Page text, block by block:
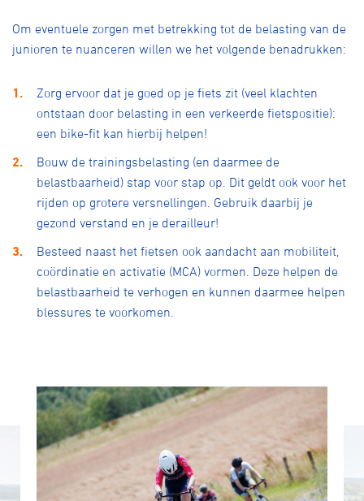
Om eventuele zorgen met betrekking tot de belasting van de
junioren te nuanceren willen we het volgende benadrukken:
Zorg ervoor dat je goed op je fiets zit (veel klachten
ontstaan door belasting in een verkeerde fietspositie):
een bike-fit kan hierbij helpen!
Bouw de trainingsbelasting (en daarmee de
belastbaarheid) stap voor stap op. Dit geldt ook voor het
rijden op grotere versnellingen. Gebruik daarbij je
gezond verstand en je derailleur!
Besteed naast het fietsen ook aandacht aan mobiliteit,
coördinatie en activatie (MCA) vormen. Deze helpen de
belastbaarheid te verhogen en kunnen daarmee helpen
blessures te voorkomen.